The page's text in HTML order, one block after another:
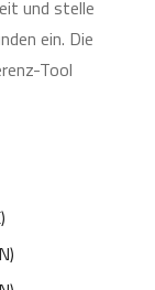
und stelle
ein. Die
Tool